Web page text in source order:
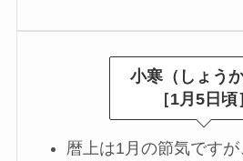
小寒（しょうか
［1月5日頃
暦上は1月の節気です